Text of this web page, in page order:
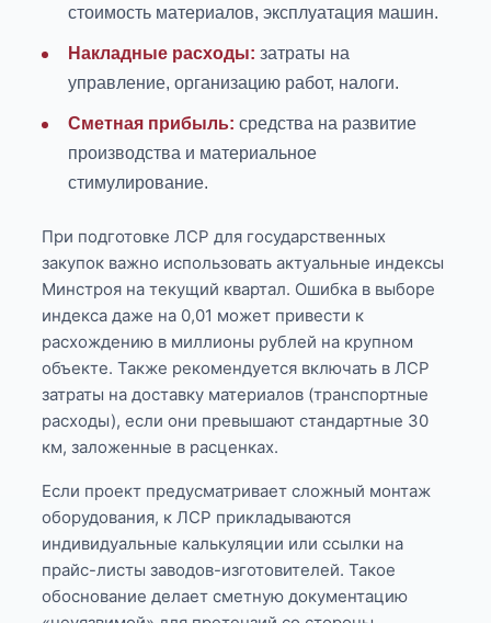
стоимость материалов, эксплуатация машин.
Накладные расходы: затраты на
управление, организацию работ, налоги.
Сметная прибыль: средства на развитие
производства и материальное
стимулирование.
При подготовке ЛСР для государственных
закупок важно использовать актуальные индексы
Минстроя на текущий квартал. Ошибка в выборе
индекса даже на 0,01 может привести к
расхождению в миллионы рублей на крупном
объекте. Также рекомендуется включать в ЛСР
затраты на доставку материалов (транспортные
расходы), если они превышают стандартные 30
км, заложенные в расценках.
Если проект предусматривает сложный монтаж
оборудования, к ЛСР прикладываются
индивидуальные калькуляции или ссылки на
прайс-листы заводов-изготовителей. Такое
обоснование делает сметную документацию